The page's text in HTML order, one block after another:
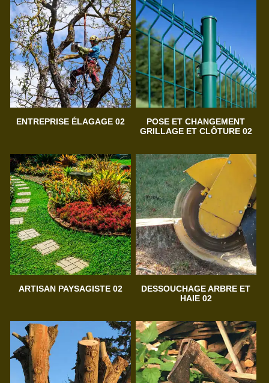
ENTREPRISE ÉLAGAGE 02
POSE ET CHANGEMENT
GRILLAGE ET CLÔTURE 02
ARTISAN PAYSAGISTE 02
DESSOUCHAGE ARBRE ET
HAIE 02